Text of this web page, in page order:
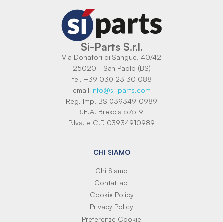
Si-Parts S.r.l.
Via Donatori di Sangue, 40/42
25020 - San Paolo (BS)
tel. +39 030 23 30 088
email info@si-parts.com
Reg. Imp. BS 03934910989
R.E.A. Brescia 575191
P.Iva. e C.F. 03934910989
CHI SIAMO
Chi Siamo
Contattaci
Cookie Policy
Privacy Policy
Preferenze Cookie